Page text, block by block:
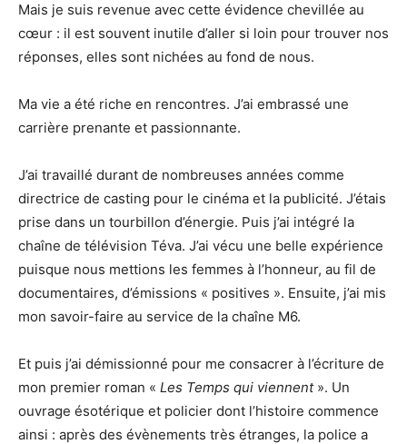
Mais je suis revenue avec cette évidence chevillée au
cœur : il est souvent inutile d’aller si loin pour trouver nos
réponses, elles sont nichées au fond de nous.
Ma vie a été riche en rencontres. J’ai embrassé une
carrière prenante et passionnante.
J’ai travaillé durant de nombreuses années comme
directrice de casting pour le cinéma et la publicité. J’étais
prise dans un tourbillon d’énergie. Puis j’ai intégré la
chaîne de télévision Téva. J’ai vécu une belle expérience
puisque nous mettions les femmes à l’honneur, au fil de
documentaires, d’émissions « positives ». Ensuite, j’ai mis
mon savoir-faire au service de la chaîne M6.
Et puis j’ai démissionné pour me consacrer à l’écriture de
mon premier roman « Les Temps qui viennent». Un
ouvrage ésotérique et policier dont l’histoire commence
ainsi : après des évènements très étranges, la police a